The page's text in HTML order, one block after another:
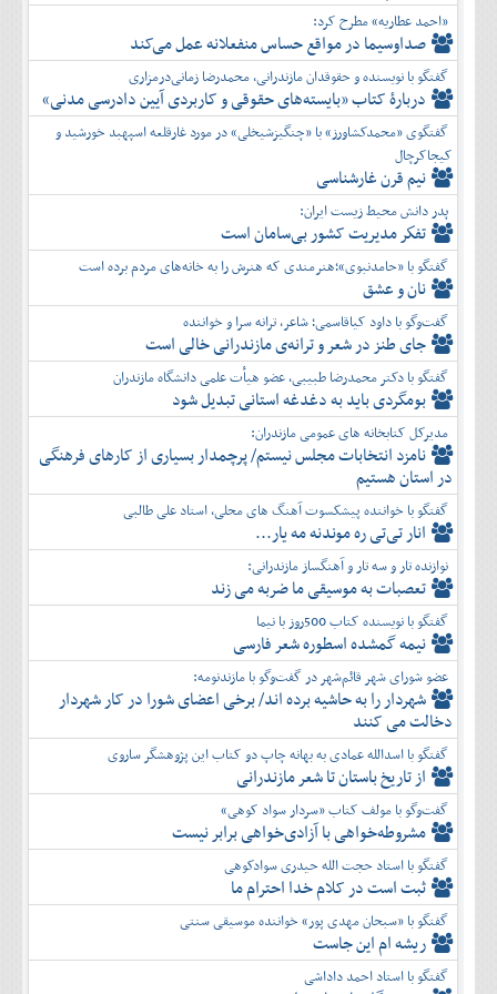
«احمد عطاریه» مطرح کرد:
صداوسیما در مواقع حساس منفعلانه عمل می‌کند
گفتگو با نویسنده و حقوقدان مازندرانی، محمدرضا زمانی‌درمزاری
دربارۀ کتاب ”بایسته‌های حقوقی و کاربردی آیین دادرسی مدنی»
گفتگوی «محمدکشاورز» با «چنگیزشیخلی» در مورد غارقلعه اسپهبد خورشید و
کیجاکرچال
نیم قرن غارشناسی
پدر دانش محیط زیست ایران:
تفكر مديريت کشور بی‌سامان است
گفتگو با «حامدنبوی»؛هنرمندی که هنرش را به خانه‌های مردم برده است
نان و عشق
گفت‌وگو با داود کیاقاسمی؛ شاعر، ترانه سرا و خواننده
جای طنز در شعر و ترانه‌ی مازندرانی خالی است
گفتگو با دکتر محمدرضا طبیبی، عضو هیأت علمی دانشگاه مازندران
بومگردی باید به دغدغه استانی تبدیل شود
مدیرکل کتابخانه های عمومی مازندران:
نامزد انتخابات مجلس نیستم/ پرچمدار بسیاری از کارهای فرهنگی
در استان هستیم
گفتگو با خواننده پیشکسوت آهنگ های محلی، استاد علی طالبی
انار تی‌تی ره موندنه مه یار...
نوازنده تار و سه تار و آهنگساز مازندرانی:
تعصبات به موسیقی ما ضربه می زند
گفتگو با نویسنده کتاب 500روز با نیما
نیمه گمشده اسطوره شعر فارسی
عضو شورای شهر قائم‌شهر در گفت‌و‌گو با مازندنومه:
شهردار را به حاشیه برده اند/ برخی اعضای شورا در کار شهردار
دخالت می کنند
گفتگو با اسدالله عمادی به بهانه چاپ دو کتاب این پژوهشگر ساروی
از تاریخ باستان تا شعر مازندرانی
گفت‌وگو با مولف کتاب «سردار سواد کوهی»
مشروطه‌خواهی با آزادی‌خواهی برابر نیست
گفتگو با استاد حجت الله حیدری سوادکوهی
ثبت است در کلام خدا احترام ما
گفتگو با «سبحان مهدی پور» خواننده موسیقی سنتی
ریشه ام این جاست
گفتگو با استاد احمد داداشی